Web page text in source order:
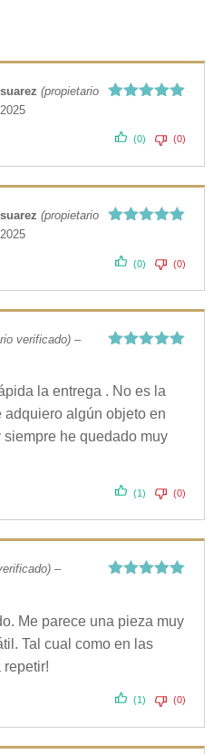
(propietario
(0) (0)
(propietario
(0) (0)
verificado) –
la entrega . No es la
adquiero algún objeto en
siempre he quedado muy
(1) (0)
–
Me parece una pieza muy
Tal cual como en las
repetir!
(1) (0)